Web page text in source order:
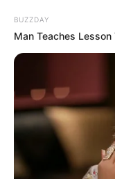
BUZZDAY
Man Teaches